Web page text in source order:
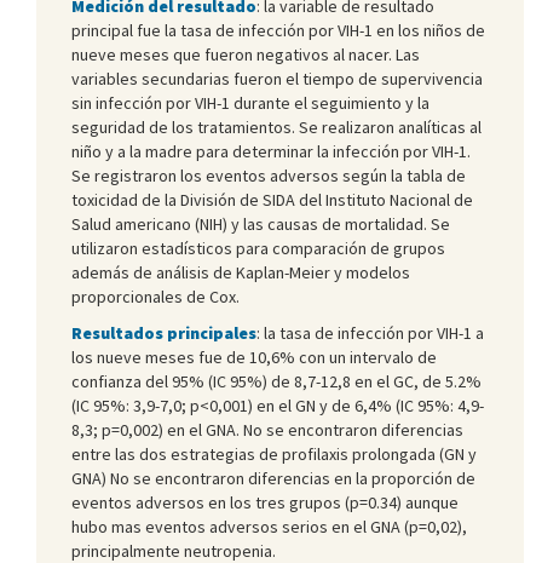
Medición del resultado: la variable de resultado
principal fue la tasa de infección por VIH-1 en los niños de
nueve meses que fueron negativos al nacer. Las
variables secundarias fueron el tiempo de supervivencia
sin infección por VIH-1 durante el seguimiento y la
seguridad de los tratamientos. Se realizaron analíticas al
niño y a la madre para determinar la infección por VIH-1.
Se registraron los eventos adversos según la tabla de
toxicidad de la División de SIDA del Instituto Nacional de
Salud americano (NIH) y las causas de mortalidad. Se
utilizaron estadísticos para comparación de grupos
además de análisis de Kaplan-Meier y modelos
proporcionales de Cox.
Resultados principales: la tasa de infección por VIH-1 a
los nueve meses fue de 10,6% con un intervalo de
confianza del 95% (IC 95%) de 8,7-12,8 en el GC, de 5.2%
(IC 95%: 3,9-7,0; p<0,001) en el GN y de 6,4% (IC 95%: 4,9-
8,3; p=0,002) en el GNA. No se encontraron diferencias
entre las dos estrategias de profilaxis prolongada (GN y
GNA) No se encontraron diferencias en la proporción de
eventos adversos en los tres grupos (p=0.34) aunque
hubo mas eventos adversos serios en el GNA (p=0,02),
principalmente neutropenia.